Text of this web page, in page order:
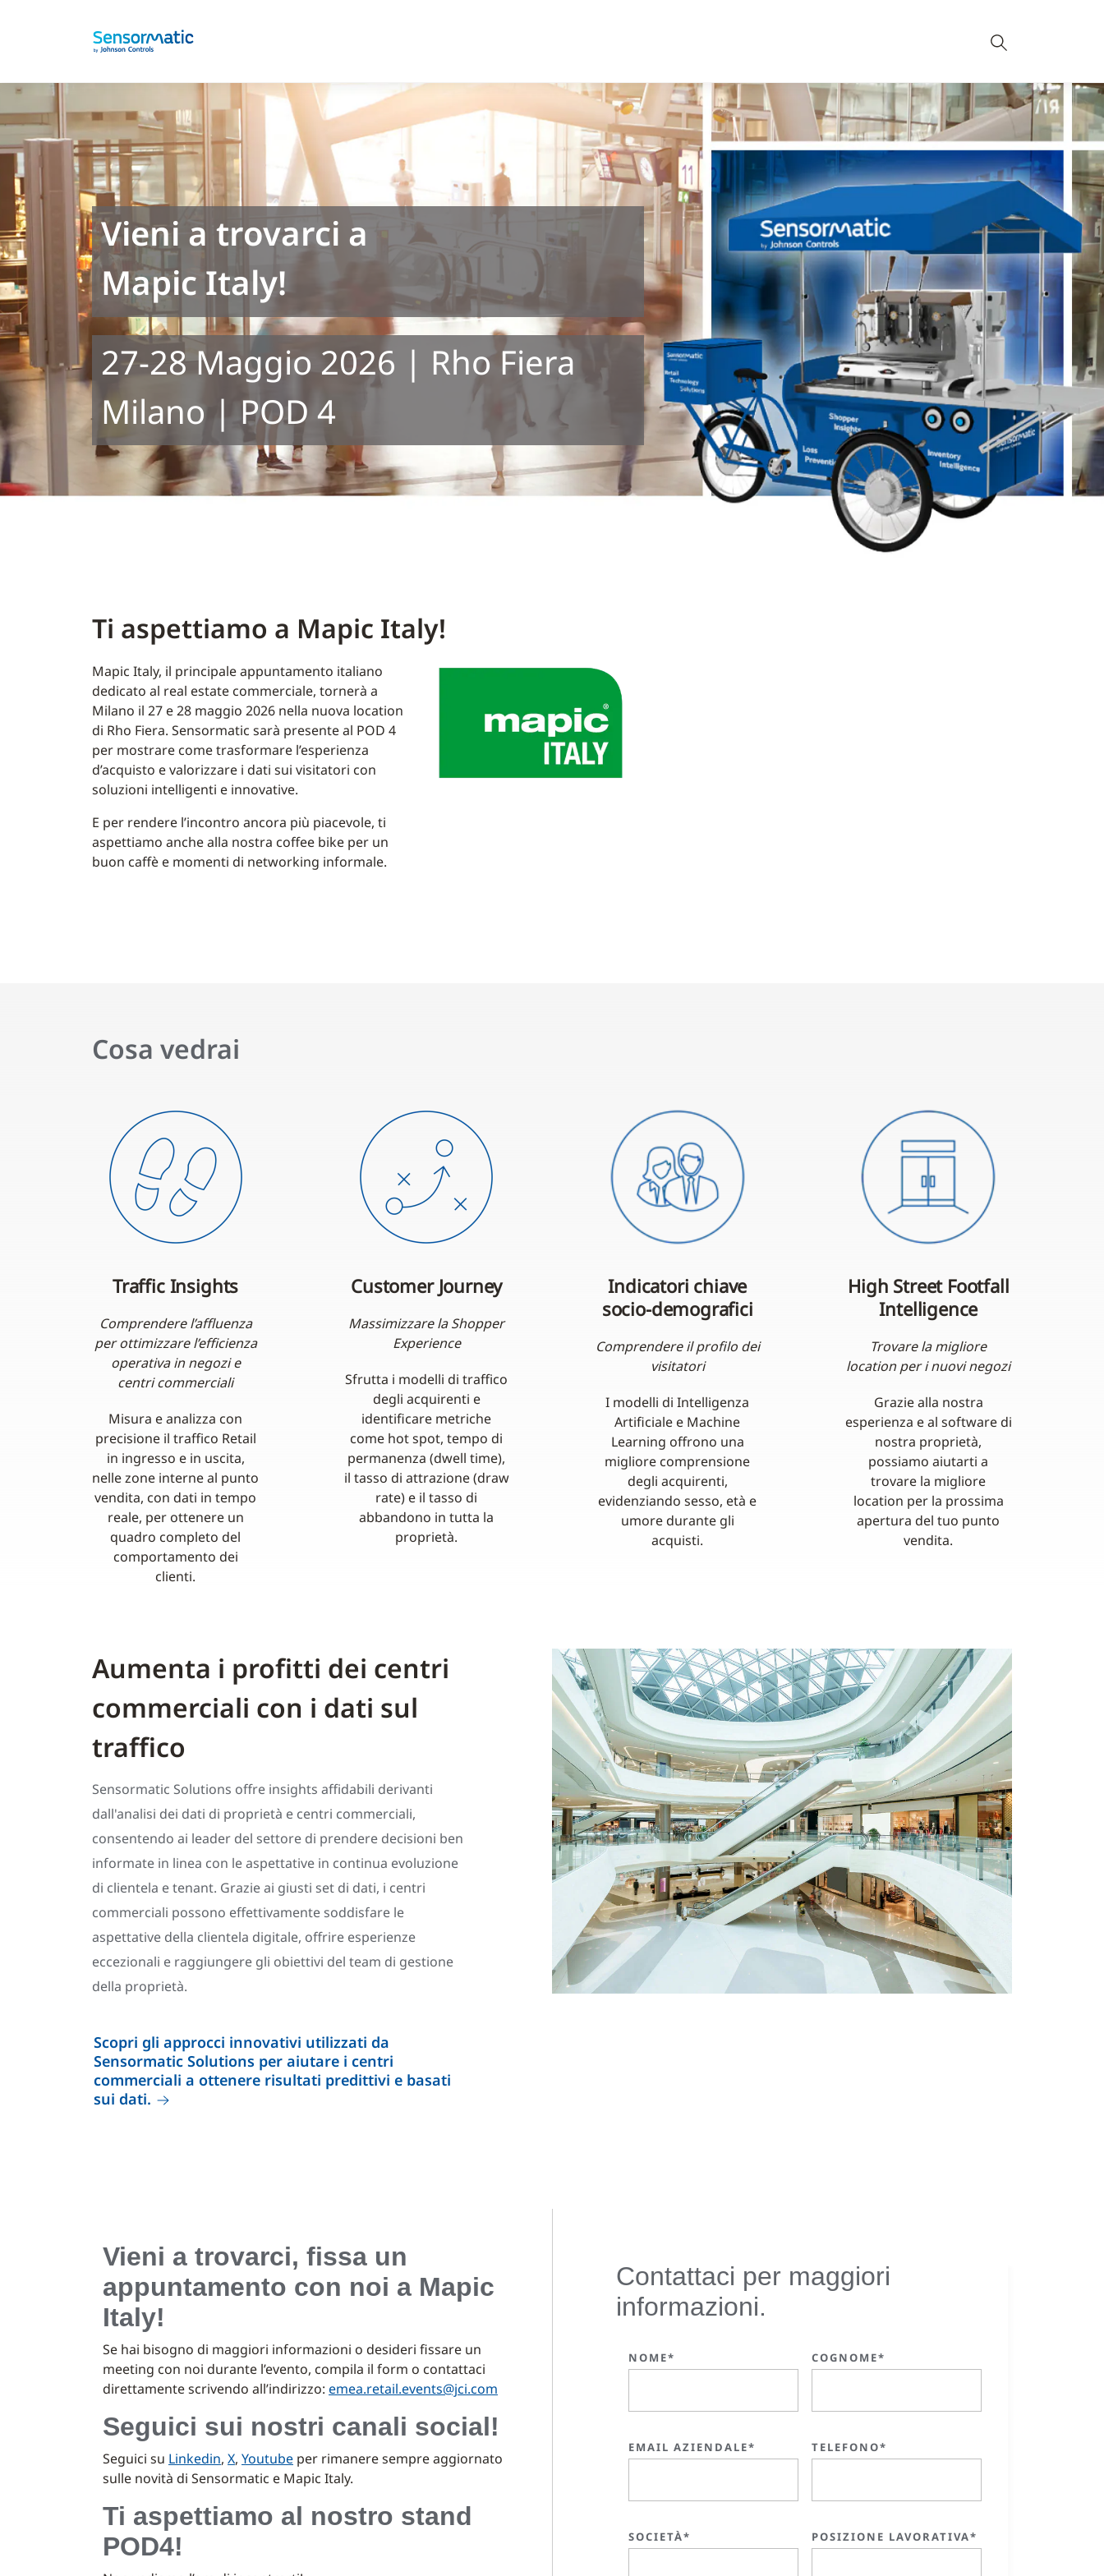
Vieni a trovarci a
Mapic Italy!
27-28 Maggio 2026 | Rho Fiera
Milano | POD 4
Ti aspettiamo a Mapic Italy!
Mapic Italy, il principale appuntamento italiano
dedicato al real estate commerciale, tornerà a
Milano il 27 e 28 maggio 2026 nella nuova location
di Rho Fiera. Sensormatic sarà presente al POD 4
per mostrare come trasformare l’esperienza
d’acquisto e valorizzare i dati sui visitatori con
soluzioni intelligenti e innovative.
E per rendere l’incontro ancora più piacevole, ti
aspettiamo anche alla nostra coffee bike per un
buon caffè e momenti di networking informale.
Cosa vedrai
Traffic Insights
Comprendere l’affluenza
per ottimizzare l’efficienza
operativa in negozi e
centri commerciali
Misura e analizza con
precisione il traffico Retail
in ingresso e in uscita,
nelle zone interne al punto
vendita, con dati in tempo
reale, per ottenere un
quadro completo del
comportamento dei
clienti.
Customer Journey
Massimizzare la Shopper
Experience
Sfrutta i modelli di traffico
degli acquirenti e
identificare metriche
come hot spot, tempo di
permanenza (dwell time),
il tasso di attrazione (draw
rate) e il tasso di
abbandono in tutta la
proprietà.
Indicatori chiave
socio-demografici
Comprendere il profilo dei
visitatori
I modelli di Intelligenza
Artificiale e Machine
Learning offrono una
migliore comprensione
degli acquirenti,
evidenziando sesso, età e
umore durante gli
acquisti.
High Street Footfall
Intelligence
Trovare la migliore
location per i nuovi negozi
Grazie alla nostra
esperienza e al software di
nostra proprietà,
possiamo aiutarti a
trovare la migliore
location per la prossima
apertura del tuo punto
vendita.
Aumenta i profitti dei centri
commerciali con i dati sul
traffico
Sensormatic Solutions offre insights affidabili derivanti
dall'analisi dei dati di proprietà e centri commerciali,
consentendo ai leader del settore di prendere decisioni ben
informate in linea con le aspettative in continua evoluzione
di clientela e tenant. Grazie ai giusti set di dati, i centri
commerciali possono effettivamente soddisfare le
aspettative della clientela digitale, offrire esperienze
eccezionali e raggiungere gli obiettivi del team di gestione
della proprietà.
Scopri gli approcci innovativi utilizzati da
Sensormatic Solutions per aiutare i centri
commerciali a ottenere risultati predittivi e basati
sui dati.
Vieni a trovarci, fissa un
appuntamento con noi a Mapic
Italy!
Se hai bisogno di maggiori informazioni o desideri fissare un
meeting con noi durante l’evento, compila il form o contattaci
direttamente scrivendo all’indirizzo: emea.retail.events@jci.com
Seguici sui nostri canali social!
Seguici su Linkedin, X, Youtube per rimanere sempre aggiornato
sulle novità di Sensormatic e Mapic Italy.
Ti aspettiamo al nostro stand
POD4!
Contattaci per maggiori
informazioni.
NOME* COGNOME*
EMAIL AZIENDALE* TELEFONO*
SOCIETÀ* POSIZIONE LAVORATIVA*